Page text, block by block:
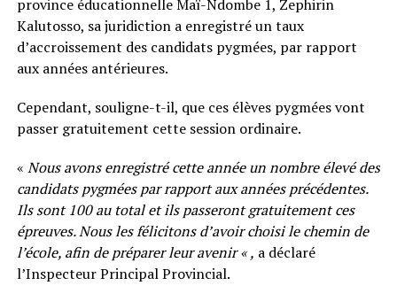
province éducationnelle Maï-Ndombe 1, Zephirin
Kalutosso, sa juridiction a enregistré un taux
d’accroissement des candidats pygmées, par rapport
aux années antérieures.
Cependant, souligne-t-il, que ces élèves pygmées vont
passer gratuitement cette session ordinaire.
« Nous avons enregistré cette année un nombre élevé des
candidats pygmées par rapport aux années précédentes.
Ils sont 100 au total et ils passeront gratuitement ces
épreuves. Nous les félicitons d’avoir choisi le chemin de
l’école, afin de préparer leur avenir « , a déclaré
l’Inspecteur Principal Provincial.